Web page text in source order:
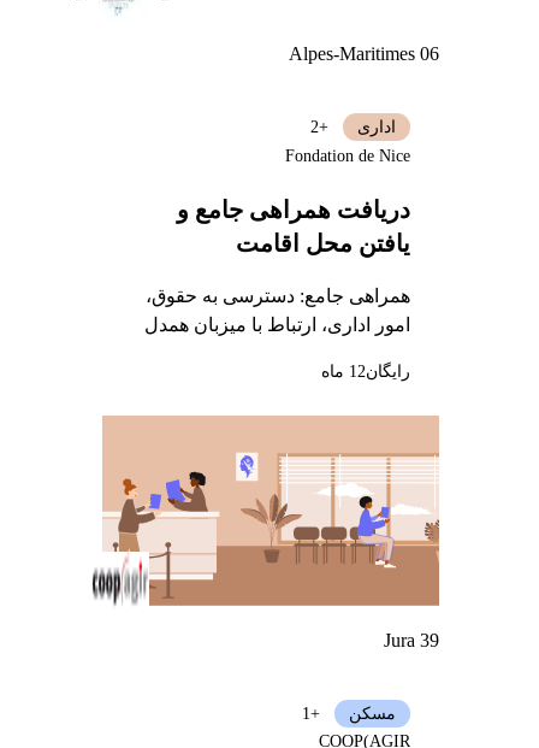
Alpes-Maritimes 06
دریافت همراهی جامع و
یافتن محل اقامت
همراهی جامع: دسترسی به حقوق،
امور اداری، ارتباط با میزبان همدل
اداری
+2
Fondation de Nice
رایگان12 ماه
Jura 39
مسکن
+1
COOP(AGIR